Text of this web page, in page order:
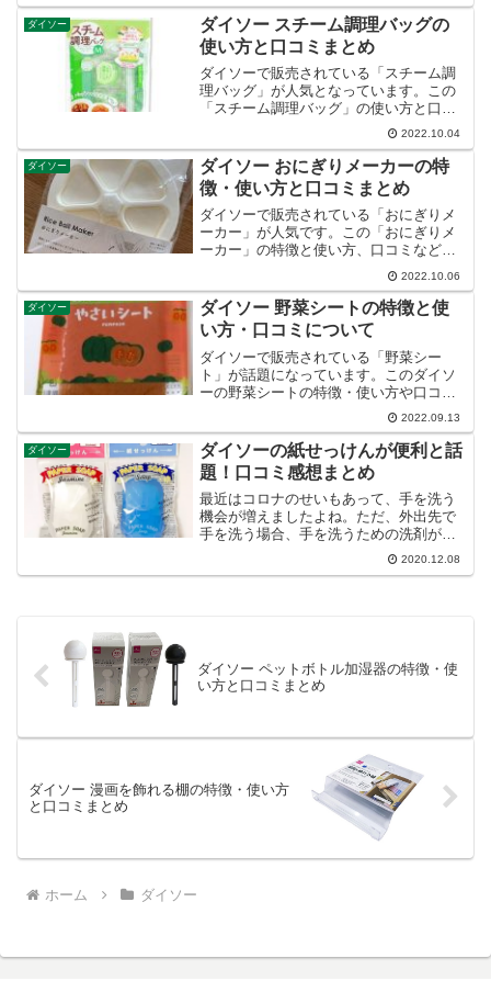
ダイソー
ダイソー スチーム調理バッグの
使い方と口コミまとめ
ダイソーで販売されている「スチーム調
理バッグ」が人気となっています。この
「スチーム調理バッグ」の使い方と口コ
2022.10.04
ダイソー
ダイソー おにぎりメーカーの特
徴・使い方と口コミまとめ
ダイソーで販売されている「おにぎりメ
ーカー」が人気です。この「おにぎりメ
ーカー」の特徴と使い方、口コミなど紹
2022.10.06
ダイソー
ダイソー 野菜シートの特徴と使
い方・口コミについて
ダイソーで販売されている「野菜シー
ト」が話題になっています。このダイソ
ーの野菜シートの特徴・使い方や口コミ
2022.09.13
ダイソー
ダイソーの紙せっけんが便利と話
題！口コミ感想まとめ
最近はコロナのせいもあって、手を洗う
機会が増えましたよね。ただ、外出先で
手を洗う場合、手を洗うための洗剤がな
いことが多いですよね。そんなときにあ
ると便利なのが「紙せっけん」です。こ
2020.12.08
ダイソー ペットボトル加湿器の特徴・使
い方と口コミまとめ
ダイソー 漫画を飾れる棚の特徴・使い方
と口コミまとめ
ホーム ダイソー